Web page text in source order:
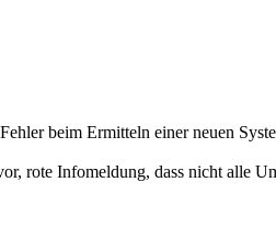
beim Ermitteln einer neuen
rote Infomeldung, dass nicht alle